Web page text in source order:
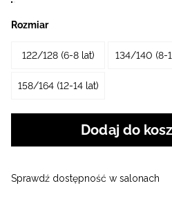
Rozmiar
122/128 (6-8 lat) 134/140 (8-
158/164 (12-14 lat)
Dodaj do
Sprawdź dostępność w salonach